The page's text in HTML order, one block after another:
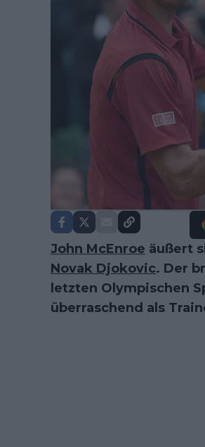
John McEnroe äußert
Novak Djokovic. Der
letzten Olympischen
überraschend als